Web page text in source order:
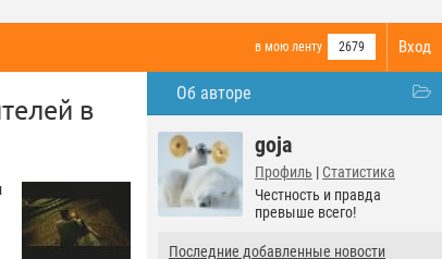
Вход
в мою ленту 2679
Об авторе
goja
Профиль | Статистика
Честность и правда
превыше всего!
Последние добавленные новости
в